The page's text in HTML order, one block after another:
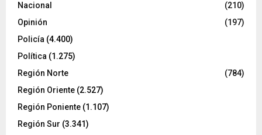
Nacional
(210)
Opinión
(197)
Policía (4.400)
Política (1.275)
Región Norte
(784)
Región Oriente (2.527)
Región Poniente (1.107)
Región Sur (3.341)